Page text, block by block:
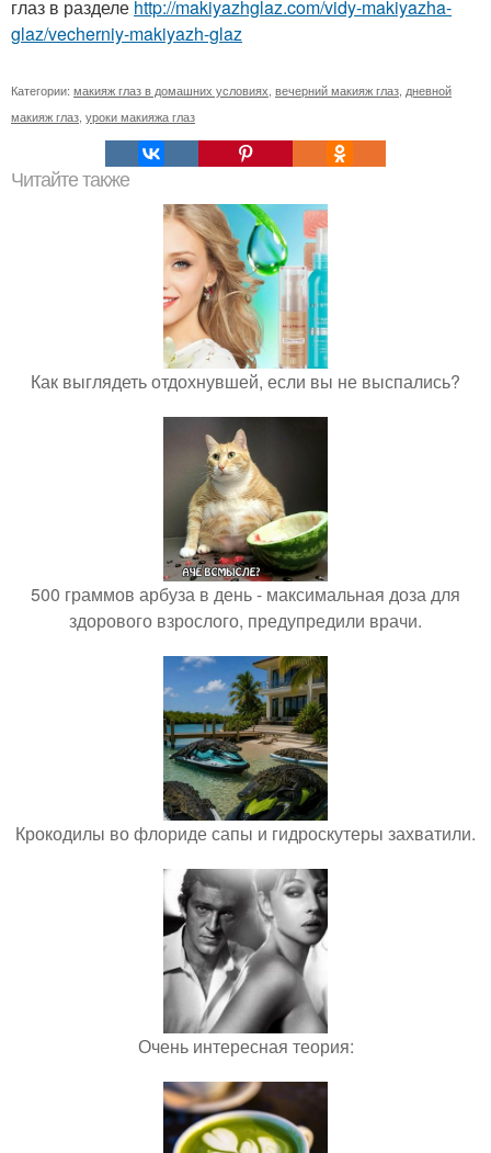
глаз в разделе http://makiyazhglaz.com/vidy-makiyazha-
glaz/vecherniy-makiyazh-glaz
Категории: макияж глаз в домашних условиях вечерний макияж глаз дневной
макияж глаз уроки макияжа глаз
Читайте также
Как выглядеть отдохнувшей, если вы не выспались?
500 граммов арбуза в день - максимальная доза для
здорового взрослого, предупредили врачи.
Крокодилы во флориде сапы и гидроскутеры захватили.
Очень интересная теория: